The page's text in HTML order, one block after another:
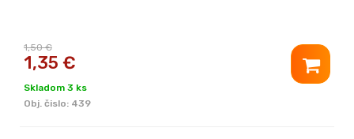
1,50 €
1,35 €
Skladom 3 ks
Obj. čislo: 439